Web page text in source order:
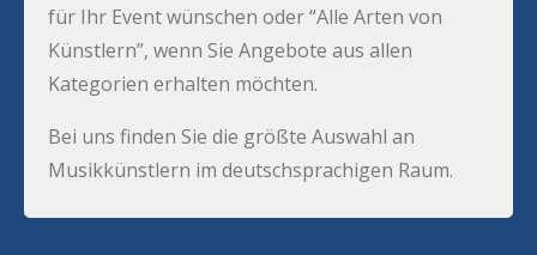
für Ihr Event wünschen oder “Alle Arten von
Künstlern”, wenn Sie Angebote aus allen
Kategorien erhalten möchten.
Bei uns finden Sie die größte Auswahl an
Musikkünstlern im deutschsprachigen Raum.